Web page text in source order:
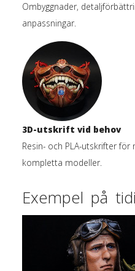
Ombyggnader,
anpassningar.
3D-utskrift vid behov
Resin- och PLA-utskrifter
kompletta modeller.
Exempel på